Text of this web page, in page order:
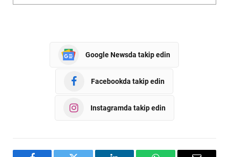
Google Newsda takip edin
Facebookda takip edin
Instagramda takip edin